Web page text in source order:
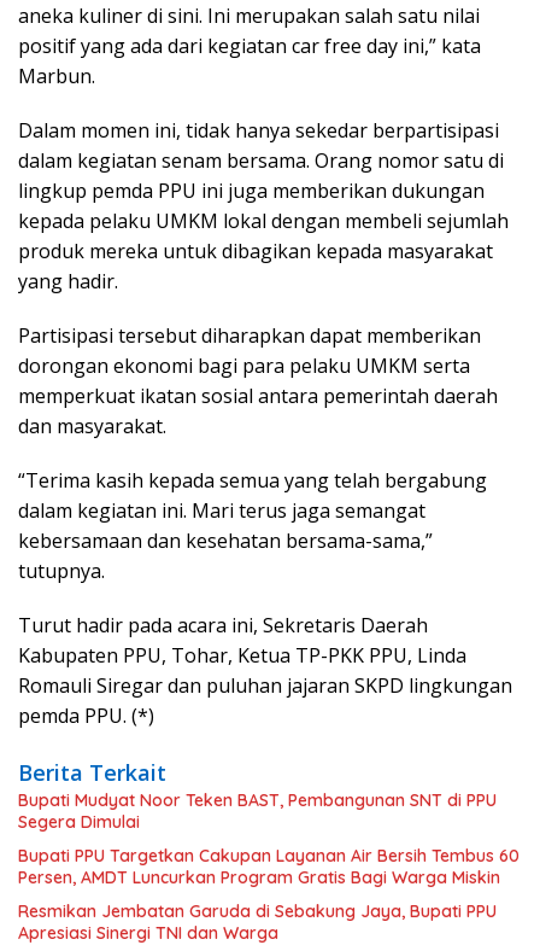
aneka kuliner di sini. Ini merupakan salah satu nilai
positif yang ada dari kegiatan car free day ini,” kata
Marbun.
Dalam momen ini, tidak hanya sekedar berpartisipasi
dalam kegiatan senam bersama. Orang nomor satu di
lingkup pemda PPU ini juga memberikan dukungan
kepada pelaku UMKM lokal dengan membeli sejumlah
produk mereka untuk dibagikan kepada masyarakat
yang hadir.
Partisipasi tersebut diharapkan dapat memberikan
dorongan ekonomi bagi para pelaku UMKM serta
memperkuat ikatan sosial antara pemerintah daerah
dan masyarakat.
“Terima kasih kepada semua yang telah bergabung
dalam kegiatan ini. Mari terus jaga semangat
kebersamaan dan kesehatan bersama-sama,”
tutupnya.
Turut hadir pada acara ini, Sekretaris Daerah
Kabupaten PPU, Tohar, Ketua TP-PKK PPU, Linda
Romauli Siregar dan puluhan jajaran SKPD lingkungan
pemda PPU. (*)
Berita Terkait
Bupati Mudyat Noor Teken BAST, Pembangunan SNT di PPU
Segera Dimulai
Bupati PPU Targetkan Cakupan Layanan Air Bersih Tembus 60
Persen, AMDT Luncurkan Program Gratis Bagi Warga Miskin
Resmikan Jembatan Garuda di Sebakung Jaya, Bupati PPU
Apresiasi Sinergi TNI dan Warga